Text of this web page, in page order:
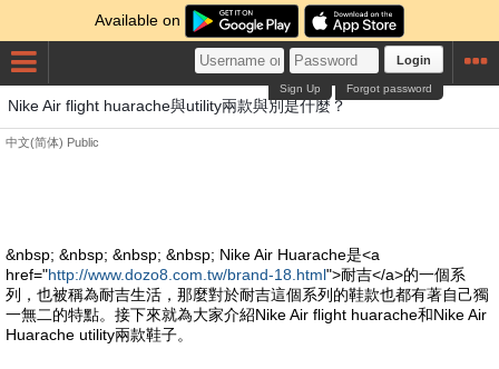
Available on
Login
Forgot password
Sign Up
Nike Air flight huarache與utility兩款與別是什麼？
中文(简体) Public
&nbsp; &nbsp; &nbsp; &nbsp; Nike Air Huarache是<a
href="http://www.dozo8.com.tw/brand-18.html">耐吉</a>的一個系
列，也被稱為耐吉生活，那麼對於耐吉這個系列的鞋款也都有著自己獨
一無二的特點。接下來就為大家介紹Nike Air flight huarache和Nike Air
Huarache utility兩款鞋子。